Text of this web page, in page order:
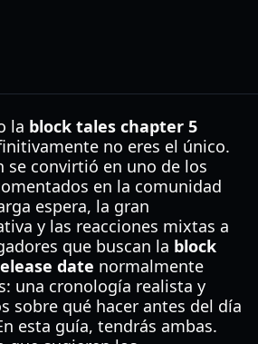
la block tales chapter 5
no eres el único.
se convirtió en uno de los
en la comunidad
espera, la gran
y las reacciones mixtas a
que buscan la block
date normalmente
una cronología realista y
sobre qué hacer antes del día
esta guía, tendrás ambas.